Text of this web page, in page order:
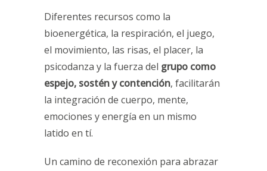
Diferentes recursos como la
bioenergética, la respiración, el juego,
el movimiento, las risas, el placer, la
psicodanza y la fuerza del grupo como
espejo, sostén y contención, facilitarán
la integración de cuerpo, mente,
emociones y energía en un mismo
latido en tí.
Un camino de reconexión para abrazar